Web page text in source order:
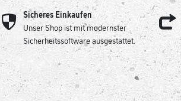
Sicheres Einkaufen
Unser Shop ist mit modernster
Sicherheitssoftware ausgestattet.